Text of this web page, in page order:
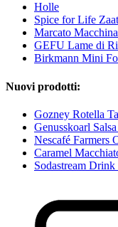
Holle
Spice for Life
Marcato
GEFU Lame di
Birkmann Mini
Nuovi prodotti:
Gozney Rotella
Genusskoarl
Nescafé Farmers
Caramel
Sodastream